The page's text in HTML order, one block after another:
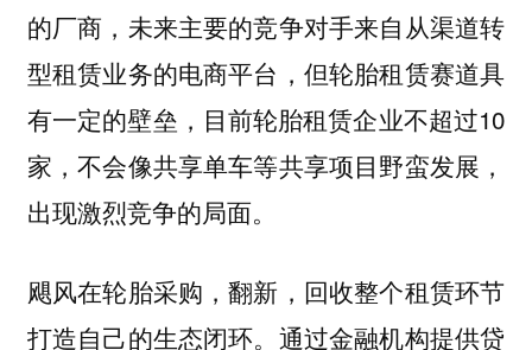
的厂商，未来主要的竞争对手来自从渠道转
型租赁业务的电商平台，但轮胎租赁赛道具
有一定的壁垒，目前轮胎租赁企业不超过10
家，不会像共享单车等共享项目野蛮发展，
出现激烈竞争的局面。
飓风在轮胎采购，翻新，回收整个租赁环节
打造自己的生态闭环。通过金融机构提供贷